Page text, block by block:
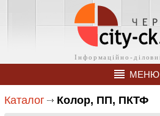
МЕНЮ
Каталог Колор, ПП, ПКТФ